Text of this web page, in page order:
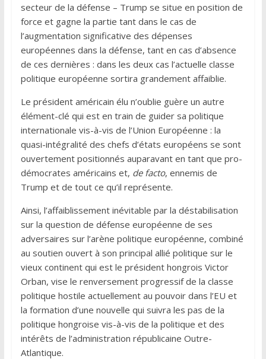
secteur de la défense – Trump se situe en position de
force et gagne la partie tant dans le cas de
l’augmentation significative des dépenses
européennes dans la défense, tant en cas d’absence
de ces dernières : dans les deux cas l’actuelle classe
politique européenne sortira grandement affaiblie.
Le président américain élu n’oublie guère un autre
élément-clé qui est en train de guider sa politique
internationale vis-à-vis de l’Union Européenne : la
quasi-intégralité des chefs d’états européens se sont
ouvertement positionnés auparavant en tant que pro-
démocrates américains et, de facto, ennemis de
Trump et de tout ce qu’il représente.
Ainsi, l’affaiblissement inévitable par la déstabilisation
sur la question de défense européenne de ses
adversaires sur l’arène politique européenne, combiné
au soutien ouvert à son principal allié politique sur le
vieux continent qui est le président hongrois Victor
Orban, vise le renversement progressif de la classe
politique hostile actuellement au pouvoir dans l’EU et
la formation d’une nouvelle qui suivra les pas de la
politique hongroise vis-à-vis de la politique et des
intérêts de l’administration républicaine Outre-
Atlantique.